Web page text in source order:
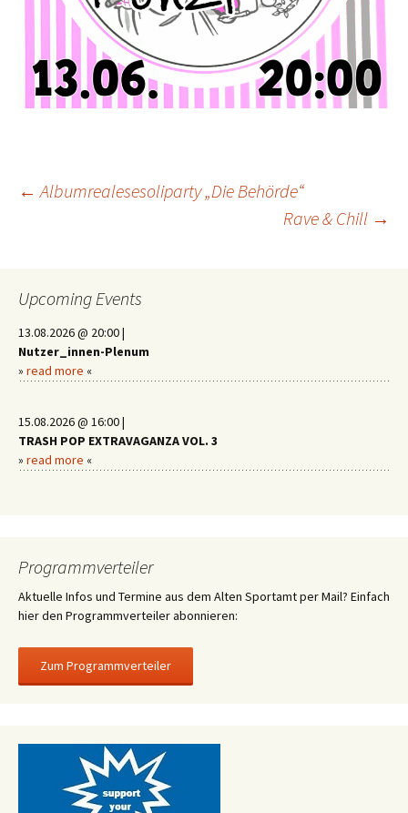
Beitragsnavigation
← Albumrealesesoliparty „Die Behörde“
Rave & Chill →
Upcoming Events
13.08.2026 @ 20:00 |
Nutzer_innen-Plenum
» read more «
15.08.2026 @ 16:00 |
TRASH POP EXTRAVAGANZA VOL. 3
» read more «
Programmverteiler
Aktuelle Infos und Termine aus dem Alten Sportamt per Mail? Einfach
hier den Programmverteiler abonnieren: